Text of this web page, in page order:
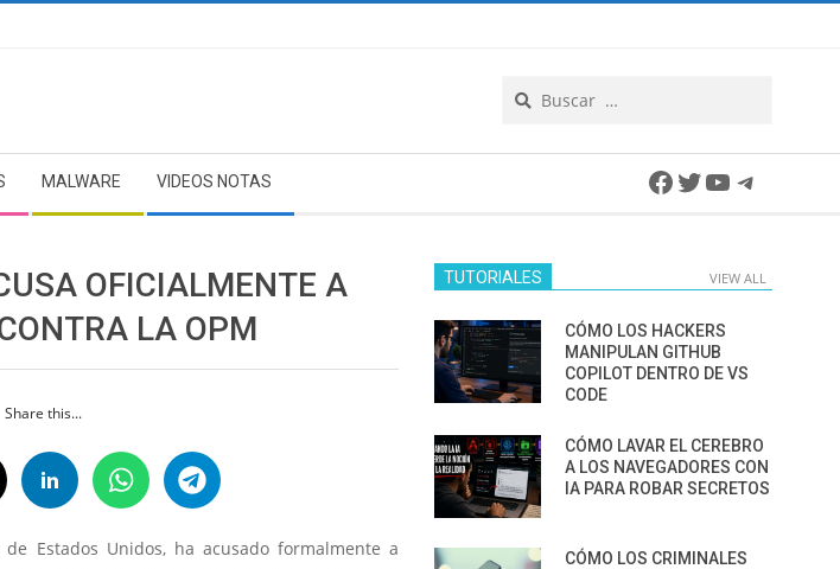
MALWARE VIDEOS NOTAS Facebook
Twitter
YouTube
OFICIALMENTE A
LA OPM
Share this...
Estados Unidos, ha acusado formalmente a
TUTORIALES VIEW ALL
CÓMO LOS HACKERS
MANIPULAN GITHUB
COPILOT DENTRO DE VS
CODE
CÓMO LAVAR EL CEREBRO
A LOS NAVEGADORES CON
IA PARA ROBAR SECRETOS
CÓMO LOS CRIMINALES